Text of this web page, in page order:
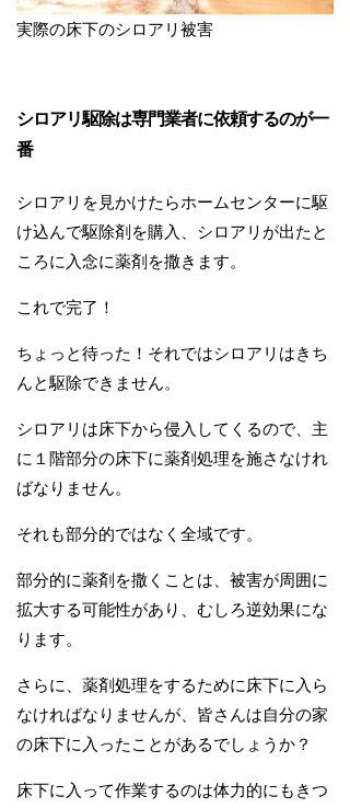
実際の床下のシロアリ被害
シロアリ駆除は専門業者に依頼するのが一
番
シロアリを見かけたらホームセンターに駆
け込んで駆除剤を購入、シロアリが出たと
ころに入念に薬剤を撒きます。
これで完了！
ちょっと待った！それではシロアリはきち
んと駆除できません。
シロアリは床下から侵入してくるので、主
に１階部分の床下に薬剤処理を施さなけれ
ばなりません。
それも部分的ではなく全域です。
部分的に薬剤を撒くことは、被害が周囲に
拡大する可能性があり、むしろ逆効果にな
ります。
さらに、薬剤処理をするために床下に入ら
なければなりませんが、皆さんは自分の家
の床下に入ったことがあるでしょうか？
床下に入って作業するのは体力的にもきつ